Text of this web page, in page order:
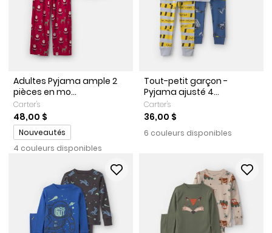
Adultes Pyjama ample 2
pièces en mo...
Carter's
48,00 $
Promotions
Nouveautés
4 couleurs disponibles
Tout-petit garçon -
Pyjama ajusté 4...
Carter's
36,00 $
6 couleurs disponibles